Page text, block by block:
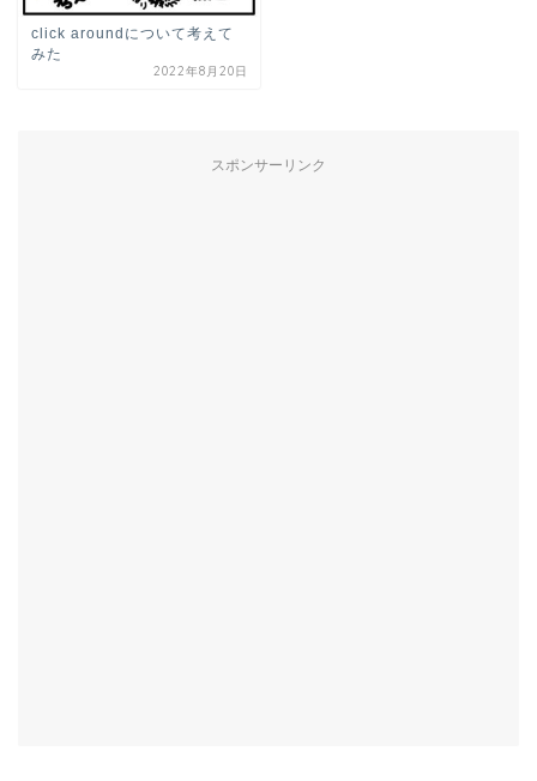
click aroundについて考えて
みた
2022年8月20日
スポンサーリンク